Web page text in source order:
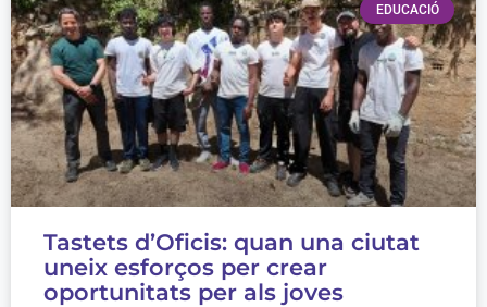
EDUCACIÓ
Tastets d’Oficis: quan una ciutat
uneix esforços per crear
oportunitats per als joves